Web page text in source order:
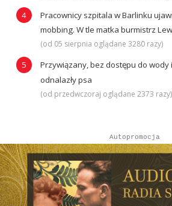
Pracownicy szpitala w Barlinku
mobbing. W tle matka burmistrz
(od 05 sierpnia oglądane 3280 razy)
Przywiązany, bez dostępu do wody
odnalazły psa
(od przedwczoraj oglądane 2373 razy)
Autopromocja